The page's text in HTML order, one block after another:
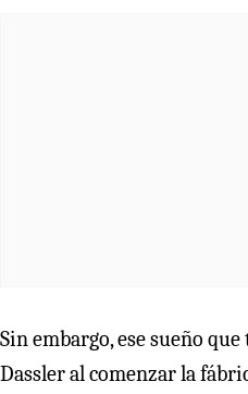
Sin embargo, ese sueño
Dassler al comenzar la